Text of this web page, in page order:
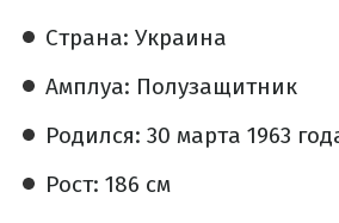
Страна: Украина
Амплуа: Полузащитник
Родился: 30 марта 1963
Рост: 186 см